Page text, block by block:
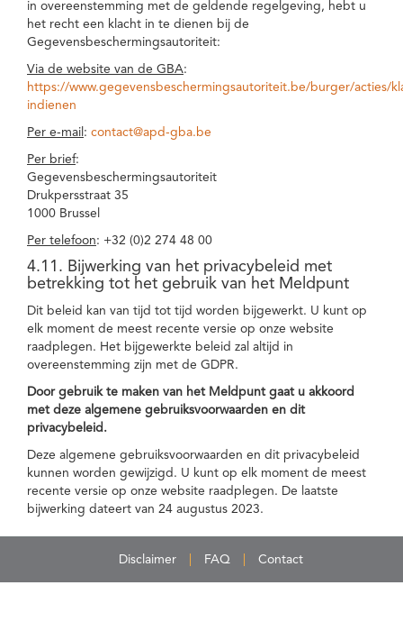
in overeenstemming met de geldende regelgeving, hebt u
het recht een klacht in te dienen bij de
Gegevensbeschermingsautoriteit:
Via de website van de GBA:
https://www.gegevensbeschermingsautoriteit.be/burger/acties/
indienen
Per e-mail : contact@apd-gba.be
Per brief:
Gegevensbeschermingsautoriteit
Drukpersstraat 35
1000 Brussel
Per telefoon: +32 (0)2 274 48 00
4.11. Bijwerking van het privacybeleid met
betrekking tot het gebruik van het Meldpunt
Dit beleid kan van tijd tot tijd worden bijgewerkt. U kunt op
elk moment de meest recente versie op onze website
raadplegen. Het bijgewerkte beleid zal altijd in
overeenstemming zijn met de GDPR.
Door gebruik te maken van het Meldpunt gaat u akkoord
met deze algemene gebruiksvoorwaarden en dit
privacybeleid.
Deze algemene gebruiksvoorwaarden en dit privacybeleid
kunnen worden gewijzigd. U kunt op elk moment de meest
recente versie op onze website raadplegen. De laatste
bijwerking dateert van 24 augustus 2023.
Disclaimer FAQ Contact